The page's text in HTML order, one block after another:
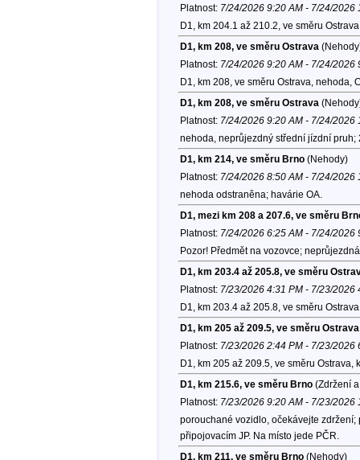
Platnost: 7/24/2026 9:20 AM - 7/24/2026
D1, km 204.1 až 210.2, ve směru
D1, km 208, ve směru Ostrava
Platnost: 7/24/2026 9:20 AM - 7/24/2026
D1, km 208, ve směru Ostrava, nehoda,
D1, km 208, ve směru Ostrava
Platnost: 7/24/2026 9:20 AM - 7/24/2026
nehoda, neprůjezdný střední jízdní pruh;
D1, km 214, ve směru Brno(Nehody)
Platnost: 7/24/2026 8:50 AM - 7/24/2026
nehoda odstraněna; havárie OA.
D1, mezi km 208 a 207.6, ve směru
Platnost: 7/24/2026 6:25 AM - 7/24/2026
Pozor! Předmět na vozovce;
D1, km 203.4 až 205.8, ve směru
Platnost: 7/23/2026 4:31 PM - 7/23/2026
D1, km 203.4 až 205.8, ve směru
D1, km 205 až 209.5, ve směru Ostrava
Platnost: 7/23/2026 2:44 PM - 7/23/2026
D1, km 205 až 209.5, ve směru Ostrava,
D1, km 215.6, ve směru Brno(Zdržení
Platnost: 7/23/2026 9:20 AM - 7/23/2026
porouchané vozidlo, očekávejte
připojovacím JP. Na místo jede PČR.
D1, km 211, ve směru Brno(Nehody)